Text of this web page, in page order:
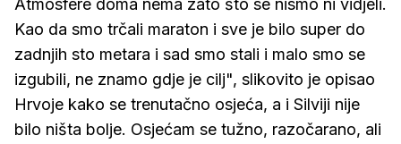
Atmosfere doma nema zato što se nismo ni vidjeli.
Kao da smo trčali maraton i sve je bilo super do
zadnjih sto metara i sad smo stali i malo smo se
izgubili, ne znamo gdje je cilj", slikovito je opisao
Hrvoje kako se trenutačno osjeća, a i Silviji nije
bilo ništa bolje. Osjećam se tužno, razočarano, ali